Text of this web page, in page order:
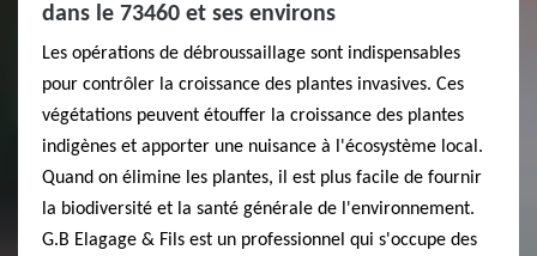
dans le 73460 et ses environs
Les opérations de débroussaillage sont indispensables
pour contrôler la croissance des plantes invasives. Ces
végétations peuvent étouffer la croissance des plantes
indigènes et apporter une nuisance à l'écosystème local.
Quand on élimine les plantes, il est plus facile de fournir
la biodiversité et la santé générale de l'environnement.
G.B Elagage & Fils est un professionnel qui s'occupe des